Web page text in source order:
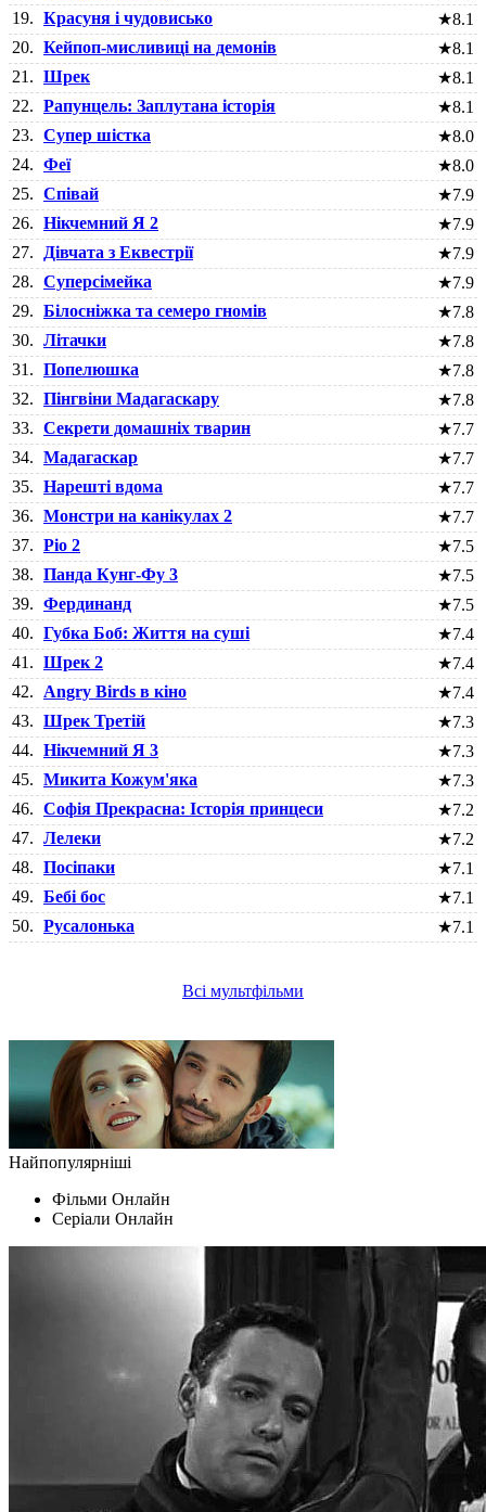
19. Красуня і чудовисько ★8.1
20. Кейпоп-мисливиці на демонів ★8.1
21. Шрек ★8.1
22. Рапунцель: Заплутана історія ★8.1
23. Супер шістка ★8.0
24. Феї ★8.0
25. Співай ★7.9
26. Нікчемний Я 2 ★7.9
27.
Дівчата з Еквестрії ★7.9
28. Суперсімейка ★7.9
29. Білосніжка та семеро гномів ★7.8
30. Літачки ★7.8
31. Попелюшка ★7.8
32. Пінгвіни Мадагаскару ★7.8
33. Секрети домашніх тварин ★7.7
34. Мадагаскар ★7.7
35. Нарешті вдома ★7.7
36. Монстри на канікулах 2 ★7.7
37. Ріо 2 ★7.5
38. Панда Кунг-Фу 3 ★7.5
39. Фердинанд ★7.5
40. Губка Боб: Життя на суші ★7.4
41. Шрек 2 ★7.4
42.
Angry Birds в кіно ★7.4
43. Шрек Третій ★7.3
44. Нікчемний Я 3 ★7.3
45. Микита Кожум'яка ★7.3
46. Софія Прекрасна: Історія принцеси ★7.2
47. Лелеки ★7.2
48. Посіпаки ★7.1
49. Бебі бос ★7.1
50. Русалонька ★7.1
Всі мультфільми
Найпопулярніші
Фільми Oнлайн
Серіали Oнлайн